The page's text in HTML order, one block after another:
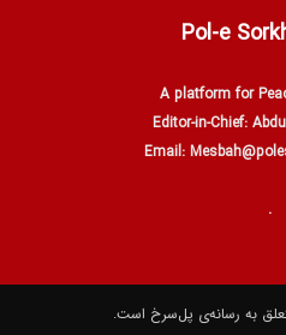
Pol-e
A platform for
Editor-in-Chief:
Email:
.